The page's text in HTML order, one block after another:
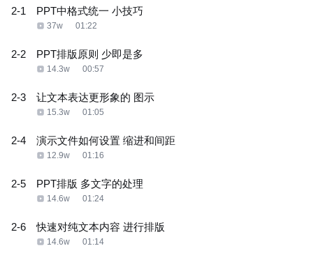
2-1 PPT中格式统一 小技巧
37w 01:22
2-2 PPT排版原则 少即是多
14.3w 00:57
2-3 让文本表达更形象的 图示
15.3w 01:05
2-4 演示文件如何设置 缩进和间距
12.9w 01:16
2-5 PPT排版 多文字的处理
14.6w 01:24
2-6 快速对纯文本内容 进行排版
14.6w 01:14